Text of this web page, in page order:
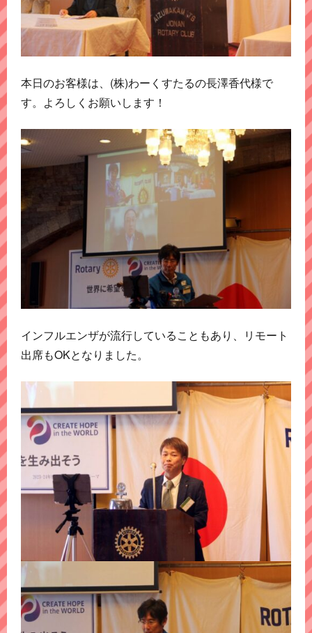
本日のお客様は、(株)わーくすたるの長澤香代様で
す。よろしくお願いします！
インフルエンザが流行していることもあり、リモート
出席もOKとなりました。